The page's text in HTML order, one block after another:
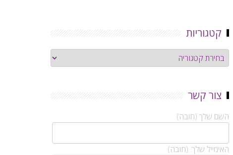
קטגוריות
קטגוריות
צור קשר
השם שלך (חובה)
האימייל שלך: (חובה)